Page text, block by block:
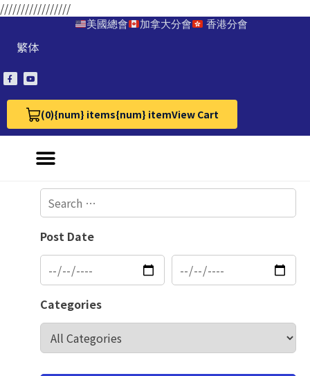
/////////////////
美國總會 加拿大分會 香港分會
繁体
(0)
View Cart 0{num} items{num} itemView Cart
Post Date
Categories